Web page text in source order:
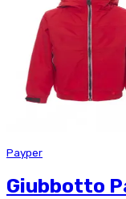
Payper
Giubbotto